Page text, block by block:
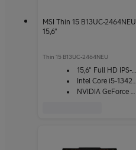
MSI Thin 15 B13UC-2464NEU
15,6"
Thin 15 B13UC-2464NEU
15,6" Full HD IPS-näyttö
Intel Core i5-13420H
NVIDIA GeForce RTX 3050